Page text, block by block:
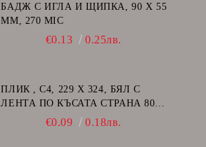
БАДЖ С ИГЛА И ЩИПКА, 90 Х 55
ММ, 270 MIC
€0.13 0.25лв.
ПЛИК , C4, 229 Х 324, БЯЛ С
ЛЕНТА ПО КЪСАТА СТРАНА 80
€0.09 0.18лв.